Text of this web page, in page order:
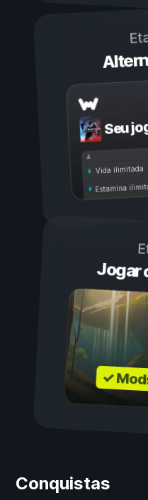
Seu
Vida ilimitada
Estamina
Jogar
✓
Conquistas